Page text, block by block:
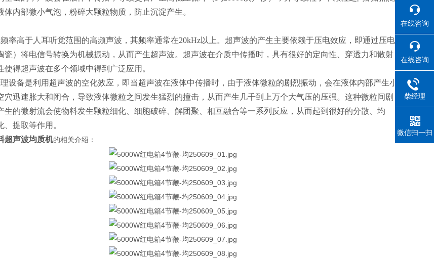
体内部微小气泡，粉碎大颗粒物质，防止沉淀产生。
率高于人耳听觉范围的高频声波，其频率通常在20kHz以上。超声波的产生主要依赖于压电效应，即通过压电
瓷）将电信号转换为机械振动，从而产生超声波。超声波在介质中传播时，具有很好的定向性、穿透力和散射
使得超声波在多个领域中得到广泛应用。
设备是利用超声波的空化效应，即当超声波在液体中传播时，由于液体微粒的剧烈振动，会在液体内部产生小
穴迅速胀大和闭合，导致液体微粒之间发生猛烈的撞击，从而产生几千到上万个大气压的压强。这种微粒间剧
生的微射流会使物料发生颗粒细化、细胞破碎、解团聚、相互融合等一系列反应，从而起到很好的分散、均
、提取等作用。
超声波均质机的相关介绍：
在线咨询
在线咨询
柴经理
微信扫一扫